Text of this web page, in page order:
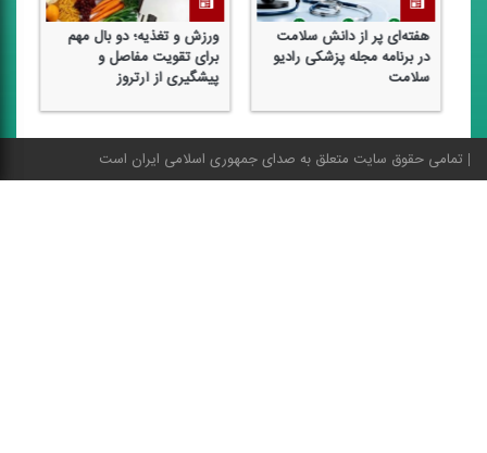
هفته‌ای پر از دانش سلامت
در برنامه مجله پزشكی رادیو
سلامت
ورزش و تغذیه؛ دو بال مهم
برای تقویت مفاصل و
پیشگیری از آرتروز
تمامی حقوق سایت متعلق به صدای جمهوری اسلامی ایران است